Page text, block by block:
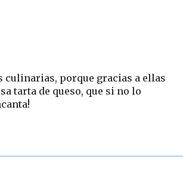
culinarias, porque gracias a ellas
tarta de queso, que si no lo